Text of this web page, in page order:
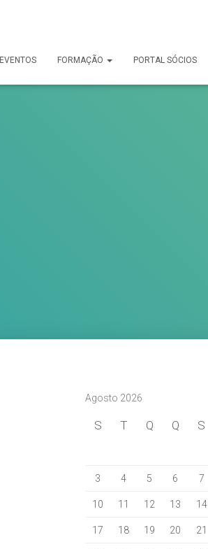
EVENTOS FORMAÇÃO PORTAL SÓCIOS
Agosto 2026
S T Q Q S
3 4 5 6 7
10 11 12 13 14
17 18 19 20 21